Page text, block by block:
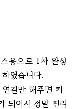
용으로 1차 완성
였습니다.
결만 해주면 커
되어서 정말 편리